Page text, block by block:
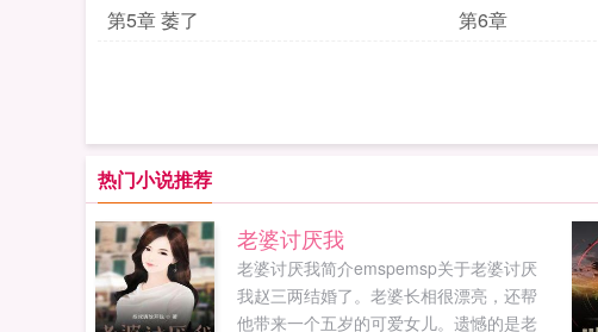
连通她的阴道
第5章 萎了 第6章
热门小说推荐
老婆讨厌我
老婆讨厌我简介emspemsp关于老婆讨厌
我赵三两结婚了。老婆长相很漂亮，还帮
他带来一个五岁的可爱女儿。遗憾的是老